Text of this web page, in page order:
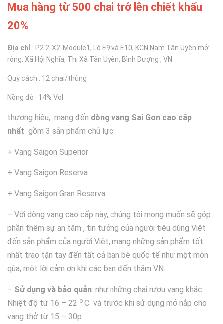
Mua hàng từ 500 chai trở lên chiết khấu
20%
Địa chỉ : P2.2-X2-Module1, Lô E9 và E10, KCN Nam Tân Uyên mở
rộng, Xã Hội Nghĩa, Thị Xã Tân Uyên, Bình Dượng , VN.
Quy cách : 12 chai/thùng
Nồng độ : 14% Vol
thương hiệu, mang đến dòng vang Sai Gon cao cấp
nhất gồm 3 sản phẩm chủ lực:
+ Vang Saigon Superior
+ Vang Saigon Reserva
+ Vang Saigon Gran Reserva
– Với dòng vang cao cấp này, chúng tôi mong muốn sẽ góp
phần thêm sự an tâm , tin tưởng của người tiêu dùng Việt
đến sản phẩm của người Việt, mang những sản phẩm tốt
nhất trao tận tay đến tất cả bạn bè quốc tế như một món
qùa, một lời cảm ơn khi các bạn đến thăm VN.
– Sử dụng và bảo quản: như những chai rượu vang khác.
Nhiệt độ từ 16 – 22 o C và trước khi sử dụng mở nắp cho
vang thở từ 15 – 30p.